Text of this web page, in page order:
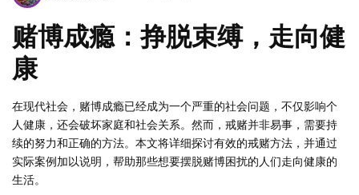
赌博成瘾：挣脱束缚，走向健
康
在现代社会，赌博成瘾已经成为一个严重的社会问题，不仅影响个
人健康，还会破坏家庭和社会关系。然而，戒赌并非易事，需要持
续的努力和正确的方法。本文将详细探讨有效的戒赌方法，并通过
实际案例加以说明，帮助那些想要摆脱赌博困扰的人们走向健康的
生活。